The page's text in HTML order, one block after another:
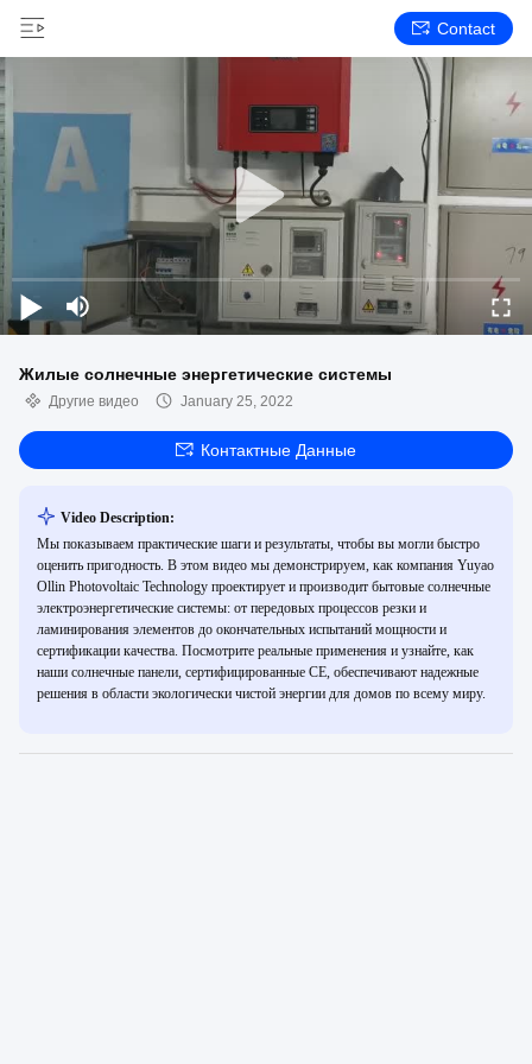
Contact
Жилые солнечные энергетические системы
Другие видео January 25, 2022
Контактные Данные
Video Description:
Мы показываем практические шаги и результаты, чтобы вы могли быстро
оценить пригодность. В этом видео мы демонстрируем, как компания Yuyao
Ollin Photovoltaic Technology проектирует и производит бытовые солнечные
электроэнергетические системы: от передовых процессов резки и
ламинирования элементов до окончательных испытаний мощности и
сертификации качества. Посмотрите реальные применения и узнайте, как
наши солнечные панели, сертифицированные CE, обеспечивают надежные
решения в области экологически чистой энергии для домов по всему миру.